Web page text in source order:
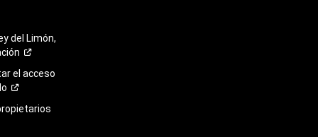
del Limón,
el acceso